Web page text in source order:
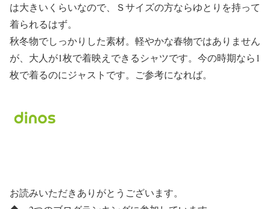
は大きいくらいなので、Ｓサイズの方ならゆとりを持って
着られるはず。
秋冬物でしっかりした素材。軽やかな春物ではありません
が、大人が1枚で着映えできるシャツです。今の時期なら1
枚で着るのにジャストです。ご参考になれば。
お読みいただきありがとうございます。